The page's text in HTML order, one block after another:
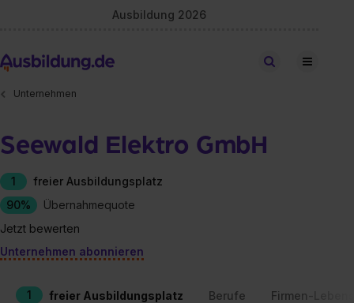
Ausbildung 2026
Stellen finden
Unternehmen
Seewald Elektro GmbH
1
freier Ausbildungsplatz
90%
Übernahmequote
Jetzt bewerten
Unternehmen abonnieren
1 freier Ausbildungsplatz Berufe Firmen-